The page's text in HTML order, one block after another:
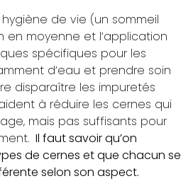
de vie (un sommeil
en moyenne et l’application
spécifiques pour les
d’eau et prendre soin
disparaître les impuretés
à réduire les cernes qui
mais pas suffisants pour
Il faut savoir qu’on
de cernes et que chacun se
selon son aspect.